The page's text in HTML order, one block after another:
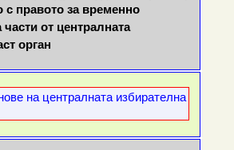
с правото за временно
от централната
орган
на централната избирателна